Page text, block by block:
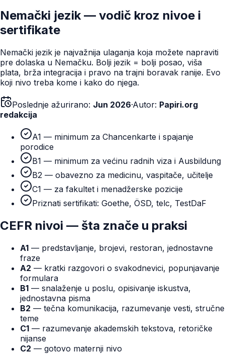
Nemački jezik — vodič kroz nivoe i
sertifikate
Nemački jezik je najvažnija ulaganja koja možete napraviti
pre dolaska u Nemačku. Bolji jezik = bolji posao, viša
plata, brža integracija i pravo na trajni boravak ranije. Evo
koji nivo treba kome i kako do njega.
Poslednje ažurirano: Jun 2026·Autor: Papiri.org
redakcija
A1 — minimum za Chancenkarte i spajanje
porodice
B1 — minimum za većinu radnih viza i Ausbildung
B2 — obavezno za medicinu, vaspitače, učitelje
C1 — za fakultet i menadžerske pozicije
Priznati sertifikati: Goethe, ÖSD, telc, TestDaF
CEFR nivoi — šta znače u praksi
A1 — predstavljanje, brojevi, restoran, jednostavne
fraze
A2 — kratki razgovori o svakodnevici, popunjavanje
formulara
B1 — snalaženje u poslu, opisivanje iskustva,
jednostavna pisma
B2 — tečna komunikacija, razumevanje vesti, stručne
teme
C1 — razumevanje akademskih tekstova, retoričke
nijanse
C2 — gotovo maternji nivo